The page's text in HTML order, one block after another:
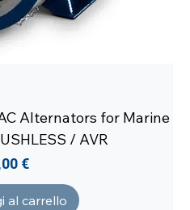
Alternators for Marine
/ AVR
€
al carrello